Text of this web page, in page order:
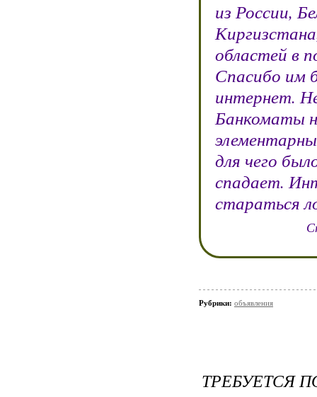
из России,
областей в
Спасибо им
интернет.
Банкоматы
для чего
спадает.
стараться
Рубрики: объявления
ТРЕБУЕТСЯ